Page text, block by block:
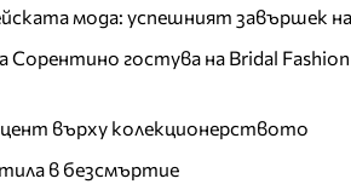
мода: успешният завършек
гостува на Bridal
върху колекционерството
в безсмъртие